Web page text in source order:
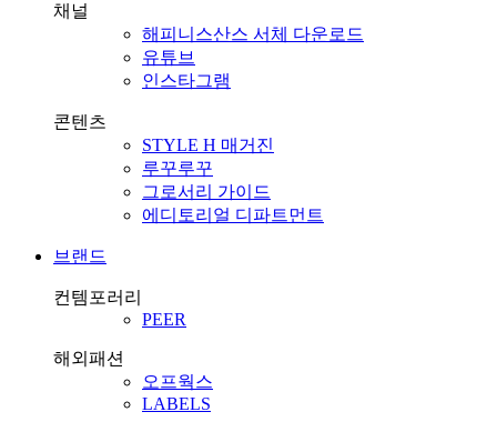
채널
해피니스산스 서체 다운로드
유튜브
인스타그램
콘텐츠
STYLE H 매거진
루꾸루꾸
그로서리 가이드
에디토리얼 디파트먼트
브랜드
컨템포러리
PEER
해외패션
오프웍스
LABELS